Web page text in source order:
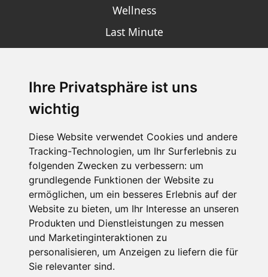
Ihre Privatsphäre ist uns
wichtig
Diese Website verwendet Cookies und andere
Tracking-Technologien, um Ihr Surferlebnis zu
folgenden Zwecken zu verbessern: um
grundlegende Funktionen der Website zu
ermöglichen, um ein besseres Erlebnis auf der
Website zu bieten, um Ihr Interesse an unseren
Produkten und Dienstleistungen zu messen
und Marketinginteraktionen zu
personalisieren, um Anzeigen zu liefern die für
Sie relevanter sind.
Wellness
Last Minute
SCHNEEHÖHEN SKI APP
Die Schneehoehen Ski APP für iOS und Android - Ein
Muss für alle Wintersportler und Schneefreaks!
Impressum
Datenschutz
Nutzungsbedingungen